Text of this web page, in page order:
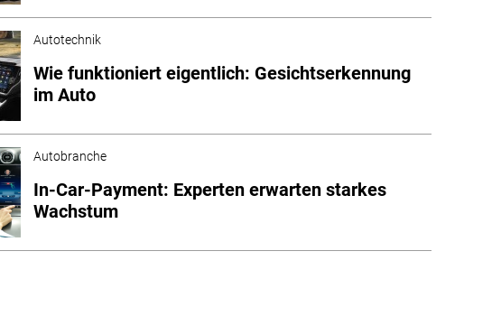
Autotechnik
Wie funktioniert eigentlich: Gesichtserkennung
im Auto
Autobranche
In-Car-Payment: Experten erwarten starkes
Wachstum